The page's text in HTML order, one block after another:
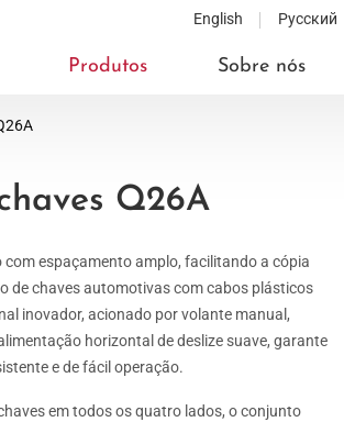
English Русский
Produtos Sobre nós
Q26A
espaçamento amplo, facilitando a cópia
de chaves automotivas com cabos plásticos
inovador, acionado por volante manual,
horizontal de deslize suave, garante
e de fácil operação.
em todos os quatro lados, o conjunto